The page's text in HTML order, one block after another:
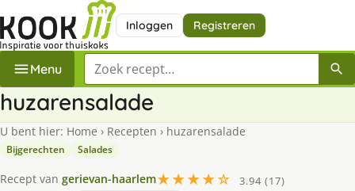
Inloggen Registreren
Menu Zoek een recept
huzarensalade
U bent hier: Home › Recepten › huzarensalade
Bijgerechten Salades
Recept van gerievan-haarlem★★★★☆
3.94 (17)